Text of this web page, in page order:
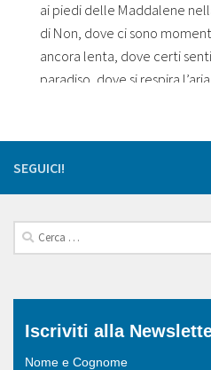
ai piedi delle Maddalene
di Non, dove ci sono
ancora lenta, dove certi
paradiso, dove si respira
SEGUICI!
Ricerca
per:
Iscriviti alla
Nome e Cognome